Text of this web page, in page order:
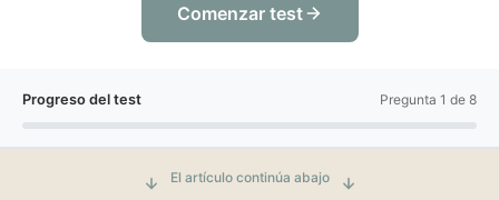
Comenzar test
Progreso del test Pregunta 1 de 8
El artículo continúa abajo